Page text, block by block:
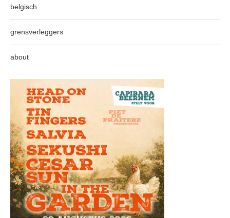
belgisch
grensverleggers
about